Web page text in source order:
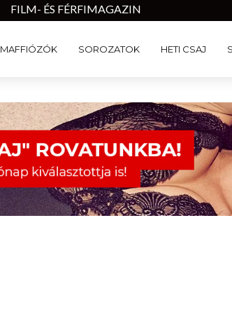
FILM- ÉS FÉRFIMAGAZIN
MAFFIÓZÓK SOROZATOK HETI CSAJ